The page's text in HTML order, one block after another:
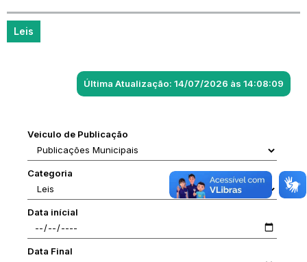
Leis
Última Atualização: 14/07/2026 às 14:08:09
Veiculo de Publicação
Categoria
Data inícial
Data Final